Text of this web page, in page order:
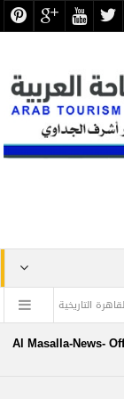
التاريخية
الحجاج
Al Masalla-News-